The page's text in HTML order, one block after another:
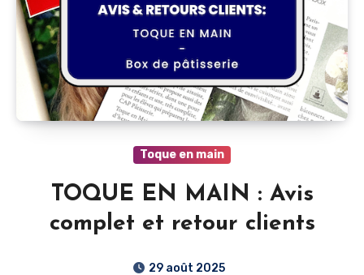
Toque en main
TOQUE EN MAIN : Avis
complet et retour clients
29 août 2025